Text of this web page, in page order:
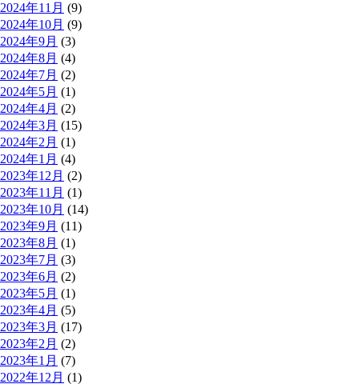
2024年11月 (9)
2024年10月 (9)
2024年9月 (3)
2024年8月 (4)
2024年7月 (2)
2024年5月 (1)
2024年4月 (2)
2024年3月 (15)
2024年2月 (1)
2024年1月 (4)
2023年12月 (2)
2023年11月 (1)
2023年10月 (14)
2023年9月 (11)
2023年8月 (1)
2023年7月 (3)
2023年6月 (2)
2023年5月 (1)
2023年4月 (5)
2023年3月 (17)
2023年2月 (2)
2023年1月 (7)
2022年12月 (1)